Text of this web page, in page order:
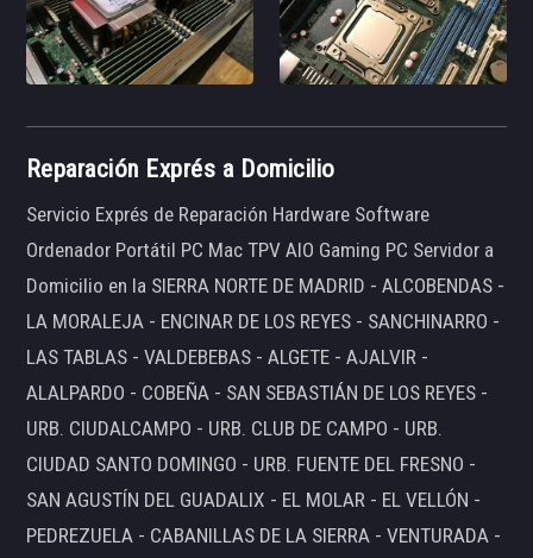
Reparación Exprés a Domicilio
Servicio Exprés de Reparación Hardware Software
Ordenador Portátil PC Mac TPV AIO Gaming PC Servidor a
Domicilio en la SIERRA NORTE DE MADRID - ALCOBENDAS -
LA MORALEJA - ENCINAR DE LOS REYES - SANCHINARRO -
LAS TABLAS - VALDEBEBAS - ALGETE - AJALVIR -
ALALPARDO - COBEÑA - SAN SEBASTIÁN DE LOS REYES -
URB. CIUDALCAMPO - URB. CLUB DE CAMPO - URB.
CIUDAD SANTO DOMINGO - URB. FUENTE DEL FRESNO -
SAN AGUSTÍN DEL GUADALIX - EL MOLAR - EL VELLÓN -
PEDREZUELA - CABANILLAS DE LA SIERRA - VENTURADA -